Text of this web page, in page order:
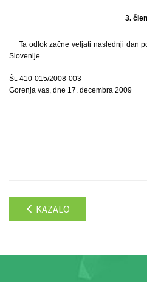
3. člen
Ta odlok začne veljati naslednji dan
Slovenije.
Št. 410-015/2008-003
Gorenja vas, dne 17. decembra 2009
KAZALO